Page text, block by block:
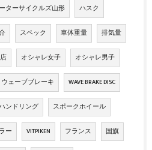
ターサイクルズ山形 ハスク
スペック 車体重量 排気量
オシャレ女子 オシャレ男子
ウェーブブレーキ WAVE BRAKE DISC
ンドリング スポークホイール
ー VITPIKEN フランス 国旗